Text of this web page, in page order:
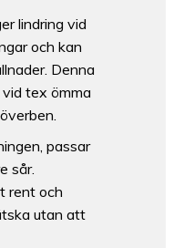
lindring vid
och kan
Denna
tex ömma
passar
sår.
rent och
utan att